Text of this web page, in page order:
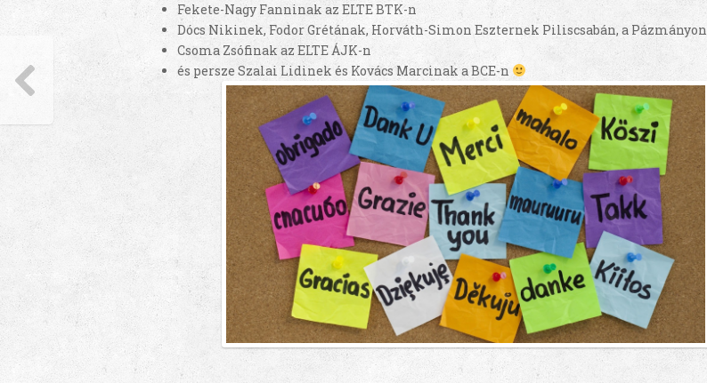
Fekete-Nagy Fanninak az ELTE BTK-n
Dócs Nikinek, Fodor Grétának, Horváth-Simon Eszternek Piliscsabán, a Pázmányon
Csoma Zsófinak az ELTE ÁJK-n
és persze Szalai Lidinek és Kovács Marcinak a BCE-n